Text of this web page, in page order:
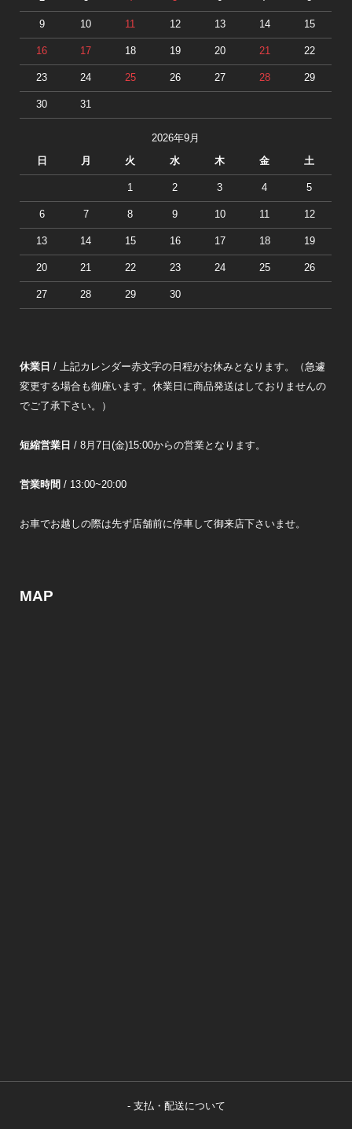
9 10 11 12 13 14 15
16 17 18 19 20 21 22
23 24 25 26 27 28 29
30 31
2026年9月
日 月 火 水 木 金 土
1 2 3 4 5
6 7 8 9 10 11 12
13 14 15 16 17 18 19
20 21 22 23 24 25 26
27 28 29 30
休業日 / 上記カレンダー赤文字の日程がお休みとなります。（急遽
変更する場合も御座います。休業日に商品発送はしておりませんの
でご了承下さい。）
短縮営業日 / 8月7日(金)15:00からの営業となります。
営業時間 / 13:00~20:00
お車でお越しの際は先ず店舗前に停車して御来店下さいませ。
MAP
支払・配送について